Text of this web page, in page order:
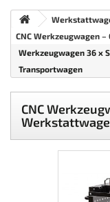
CNC Werkzeugwagen
Werkzeugwagen 36 x
Transportwagen
CNC